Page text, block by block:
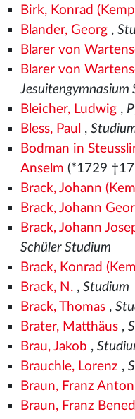
Birk, Konrad
Blander, Georg,
Blarer von
Blarer von
Jesuitengymnasium
Bleicher, Ludwig,
Bless, Paul ,
Bodman in
Anselm (*1729
Brack, Johann
Brack, Johann
Brack, Johann
Schüler Studium
Brack, Konrad
Brack, N., Studium
Brack, Thomas,
Brater, Matthäus,
Brau, Jakob ,
Brauchle, Lorenz ,
Braun, Franz
Braun, Franz